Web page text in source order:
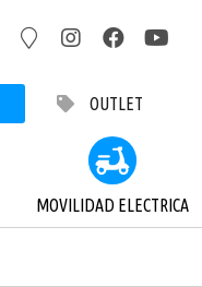
OUTLET
MOVILIDAD ELECTRICA